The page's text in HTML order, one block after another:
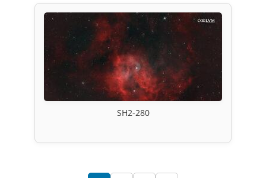
SH2-280